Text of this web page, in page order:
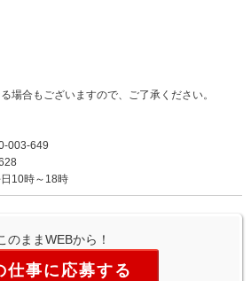
場合もございますので、ご了承ください。
003-649
10時～18時
のままWEBから！
仕事に応募する